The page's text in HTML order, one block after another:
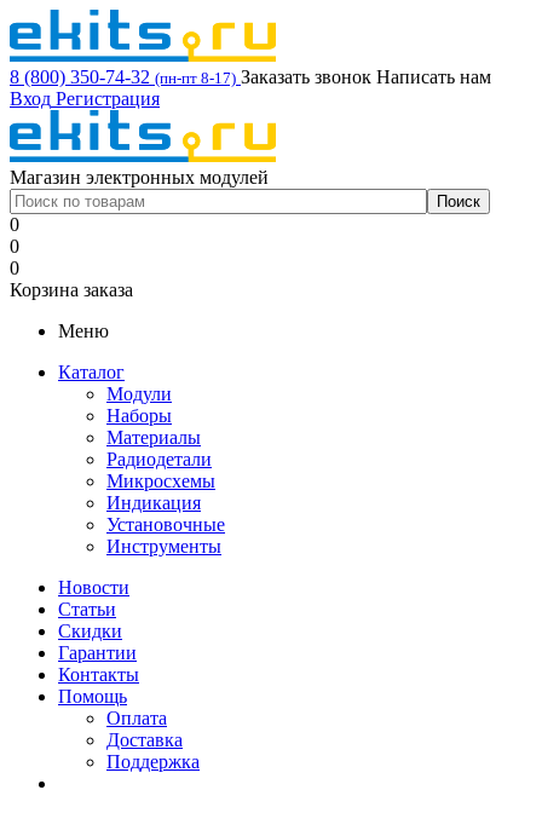
8 (800) 350-74-32 (пн-пт 8-17) Заказать звонок Написать нам
Вход Регистрация
Магазин электронных модулей
0
0
0
Корзина заказа
Меню
Каталог
Модули
Наборы
Материалы
Радиодетали
Микросхемы
Индикация
Установочные
Инструменты
Новости
Статьи
Скидки
Гарантии
Контакты
Помощь
Оплата
Доставка
Поддержка